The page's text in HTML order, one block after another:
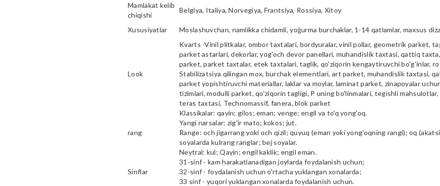
Mamlakat kelib
chiqishi
Belgiya, Italiya, Norvegiya, Frantsiya, Rossiya, Xitoy
Xususiyatlar
Moslashuvchan, namlikka chidamli, yoğurma burchaklar, 1-14 qatlamlar, maxsus
Look
Kvarts -Vinil plitkalar, ombor taxtalari, bordyuralar, vinil pollar, geometrik parket,
parket astarlari, dekorlar, yog'och devor panellari, muhandislik taxtasi, qattiq taxta,
parket, parket taxtalar, etek taxtalari, taglik, qo'ziqorin kengaytiruvchi bo'g'inlar,
Stabilizatsiya qilingan mox, burchak elementlari, art parket, muhandislik taxtasi,
parket yopishtiruvchi materiallar, laklar va moylar, laminat parket, zinapoyalar
tizimlari, modulli parket, qo'ziqorin tagligi, P uning bo'linmalari, tegishli
teras taxtasi, Technomassif, fanera, blok parket
rang
Klassikalar: qayin; gilos; eman; venge; engil va to'q yong'oq.
Yangi narsalar: zig'ir mato; kokos; jut.
Range: och jigarrang yoki och qizil; quyuq (eman yoki yong'oqning rangi); oq
soyalarda kulrang ranglar; bej soyalar.
Neytral: kul; Qayin; engil kaklik; engil eman.
Sinflar
31-sinf - kam harakatlanadigan joylarda foydalanish uchun;
32-sinf - foydalanish uchun o'rtacha yuklangan xonalarda;
33 sinf - yuqori yuklangan xonalarda foydalanish uchun.